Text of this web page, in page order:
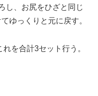
し、お尻をひざと同じ
ゆっくりと元に戻す。
を合計3セット行う。